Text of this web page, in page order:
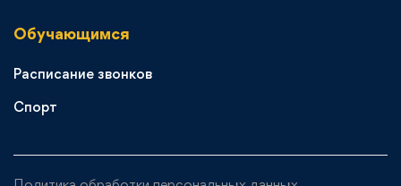
Обучающимся
Расписание звонков
Спорт